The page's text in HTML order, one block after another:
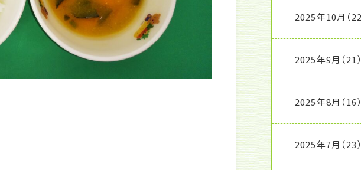
2025年10月 （
2025年9月 （21）
2025年8月 （16）
2025年7月 （23）